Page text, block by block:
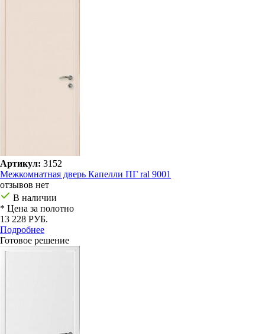
Артикул: 3152
Межкомнатная дверь Капелли ПГ ral 9001
отзывов нет
В наличии
* Цена за полотно
13 228 РУБ.
Подробнее
Готовое решение